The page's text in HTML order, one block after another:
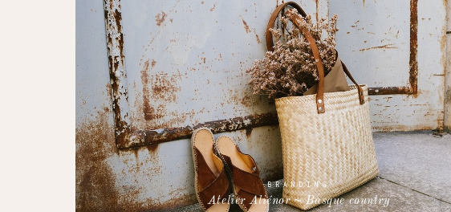
BRANDING
Atelier Aliénor ~ Basque country